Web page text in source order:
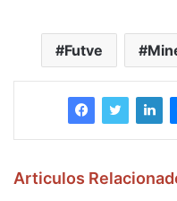
Futve
Articulos